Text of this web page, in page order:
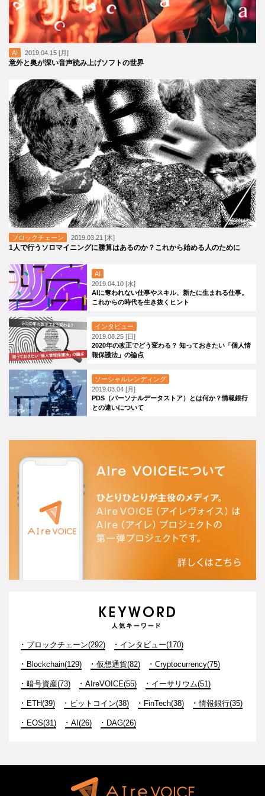
AI 2019.04.15 [月]
意外と奥が深い音声読み上げソフトの世界
ブロックチェーン 2019.03.21 [木]
1人で行うソロマイニングに勝算はあるのか？これから始める人のために
AI
2019.04.10 [水]
AIに奪われない仕事やスキル、新たに生まれる仕事。
これからの時代を生き抜くヒント
インタビュー
2019.08.25 [日]
2020年の改正でどう変わる？ 知っておきたい「個人情
報保護法」の論点
ソーシャルレンディング
2019.03.04 [月]
PDS（パーソナルデータストア）とは何か？情報銀行
との違いについて
ブロックチェーン(292) インタビュー(170)
Blockchain(129) 仮想通貨(82) Cryptocurrency(75)
暗号資産(73) AIreVOICE(55) イーサリウム(51)
ETH(39) ビットコイン(38) FinTech(38) 情報銀行(35)
EOS(31) AI(26) DAG(26)